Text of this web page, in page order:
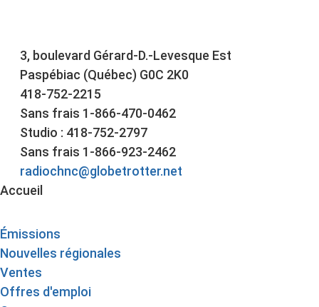
3, boulevard Gérard-D.-Levesque Est
Paspébiac (Québec) G0C 2K0
418-752-2215
Sans frais 1-866-470-0462
Studio : 418-752-2797
Sans frais 1-866-923-2462
radiochnc@globetrotter.net
Accueil
Émissions
Nouvelles régionales
Ventes
Offres d'emploi